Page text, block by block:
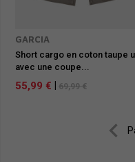
GARCIA
Short cargo en coton taupe
avec une coupe...
55,99 € 69,99 €
